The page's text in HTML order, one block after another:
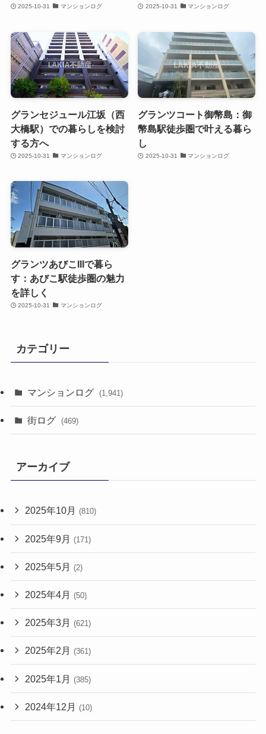
2025-10-31 マンションログ 2025-10-31 マンションログ
グランセジュール江坂（西
大橋駅）での暮らしを検討
する方へ
2025-10-31 マンションログ
グランツコート御幣島：御
幣島駅徒歩圏で叶える暮ら
し
2025-10-31 マンションログ
グランツあびこIIIで暮ら
す：あびこ駅徒歩圏の魅力
を詳しく
2025-10-31 マンションログ
カテゴリー
マンションログ (1,941)
街ログ (469)
アーカイブ
2025年10月 (810)
2025年9月 (171)
2025年5月 (2)
2025年4月 (50)
2025年3月 (621)
2025年2月 (361)
2025年1月 (385)
2024年12月 (10)